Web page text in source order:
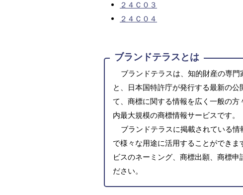
２４Ｃ０３
２４Ｃ０４
ブランドテラスとは
ブランドテラスは、知的財産の専
と、日本国特許庁が発行する最新の
て、商標に関する情報を広く一般の
内最大規模の商標情報サービスです。
ブランドテラスに掲載されている
で様々な用途に活用することができ
ビスのネーミング、商標出願、商標申
ださい。